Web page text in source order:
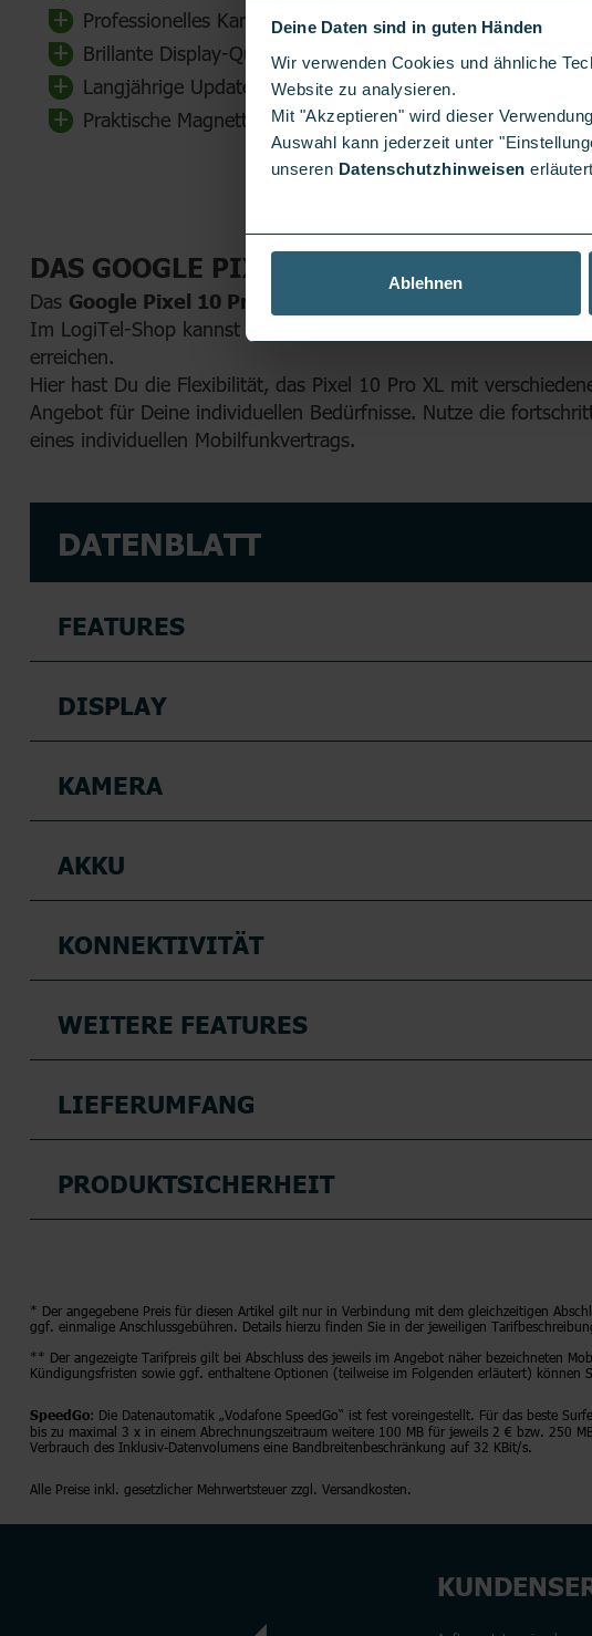
Deine Daten sind in guten Händen
Wir verwenden Cookies und ähnliche
Website zu analysieren.
Mit "Akzeptieren" wird dieser
Auswahl kann jederzeit unter
unseren Datenschutzhinweisen
Ablehnen
Professionelles Kamerasystem
Brillante Display-Qualität
Langjährige Updates
Praktische Magnettechnologie Pixelsnap
DAS GOOGLE PIXEL 10 PRO XL MIT
Das Google Pixel 10 Pro XL mit Handyvertrag
ist die
Im LogiTel-Shop kannst Du das Google Pixel 10 Pro XL mit
erreichen.
Hier hast Du die Flexibilität, das Pixel 10 Pro XL mit
Angebot für Deine individuellen Bedürfnisse. Nutze die
eines individuellen Mobilfunkvertrags.
DATENBLATT
FEATURES
DISPLAY
KAMERA
AKKU
KONNEKTIVITÄT
WEITERE FEATURES
LIEFERUMFANG
PRODUKTSICHERHEIT
* Der angegebene Preis für diesen Artikel gilt nur in Verbindung mit dem gleichzeitigen
ggf. einmalige Anschlussgebühren. Details hierzu finden Sie in der jeweiligen
** Der angezeigte Tarifpreis gilt bei Abschluss des jeweils im Angebot näher bezeichneten
Kündigungsfristen sowie ggf. enthaltene Optionen (teilweise im Folgenden erläutert)
SpeedGo: Die Datenautomatik „Vodafone SpeedGo“ ist fest voreingestellt. Für das beste
bis zu maximal 3 x in einem Abrechnungszeitraum weitere 100 MB für jeweils 2 € bzw. 250
Verbrauch des Inklusiv-Datenvolumens eine Bandbreitenbeschränkung auf 32 KBit/s.
Alle Preise inkl. gesetzlicher Mehrwertsteuer zzgl. Versandkosten.